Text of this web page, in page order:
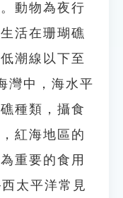
動物為夜行
活在珊瑚礁
潮線以下至
灣中，海水平
種類，攝食
紅海地區的
重要的食用
太平洋常見